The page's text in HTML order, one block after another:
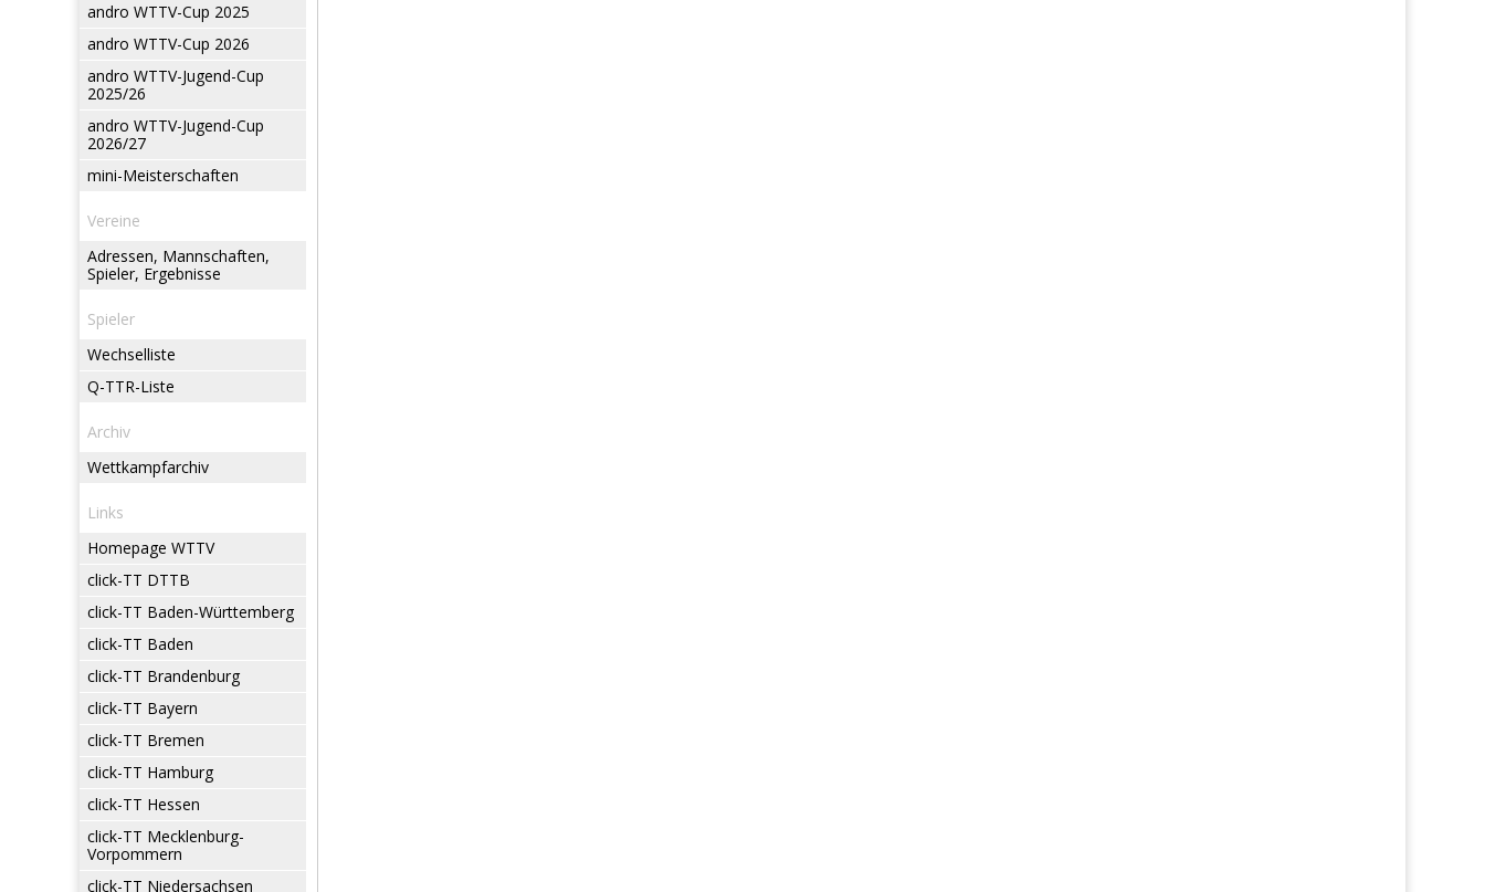
andro WTTV-Cup 2025
andro WTTV-Cup 2026
andro WTTV-Jugend-Cup
2025/26
andro WTTV-Jugend-Cup
2026/27
mini-Meisterschaften
Vereine
Adressen, Mannschaften,
Spieler, Ergebnisse
Spieler
Wechselliste
Q-TTR-Liste
Archiv
Wettkampfarchiv
Links
Homepage WTTV
click-TT DTTB
click-TT Baden-Württemberg
click-TT Baden
click-TT Brandenburg
click-TT Bayern
click-TT Bremen
click-TT Hamburg
click-TT Hessen
click-TT Mecklenburg-
Vorpommern
click-TT Niedersachsen